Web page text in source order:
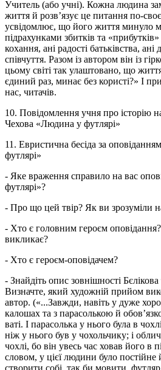
Учитель (або учні). Кожна людина
життя й розв’язує це питання по-
усвідомлює, що його життя минуло
підрахунками збитків та «прибутків»
кохання, ані радості батьківства,
співчуття. Разом із автором він із
цьому світі так улаштовано, що
єдиний раз, минає без користі?» І
нас, читачів.
10. Повідомлення учня про історію
Чехова «Людина у футлярі»
11. Евристична бесіда за
футлярі»
- Яке враження справило на вас
футлярі»?
- Про що цей твір? Як ви зрозуміли
- Хто є головним героєм
викликає?
- Хто є героєм-оповідачем?
- Знайдіть опис зовнішності
Визначте, який художній прийом
автор. («...Завжди, навіть у дуже
калошах та з парасолькою й
ваті. І парасолька у нього була в
ніж у нього був у чохольчику; і
чохлі, бо він увесь час ховав його в
словом, у цієї людини було
створити собі, так би мовити,